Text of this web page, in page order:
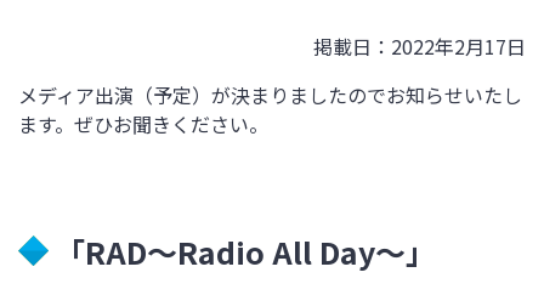
掲載日：2022年2月17日
メディア出演（予定）が決まりましたのでお知らせいたし
ます。ぜひお聞きください。
「RAD～Radio All Day～」